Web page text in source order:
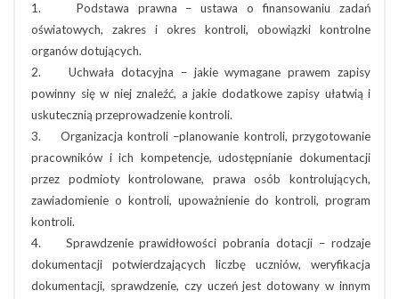
1. Podstawa prawna – ustawa o finansowaniu zadań
oświatowych, zakres i okres kontroli, obowiązki kontrolne
organów dotujących.
2. Uchwała dotacyjna – jakie wymagane prawem zapisy
powinny się w niej znaleźć, a jakie dodatkowe zapisy ułatwią i
uskutecznią przeprowadzenie kontroli.
3. Organizacja kontroli –planowanie kontroli, przygotowanie
pracowników i ich kompetencje, udostępnianie dokumentacji
przez podmioty kontrolowane, prawa osób kontrolujących,
zawiadomienie o kontroli, upoważnienie do kontroli, program
kontroli.
4. Sprawdzenie prawidłowości pobrania dotacji – rodzaje
dokumentacji potwierdzających liczbę uczniów, weryfikacja
dokumentacji, sprawdzenie, czy uczeń jest dotowany w innym